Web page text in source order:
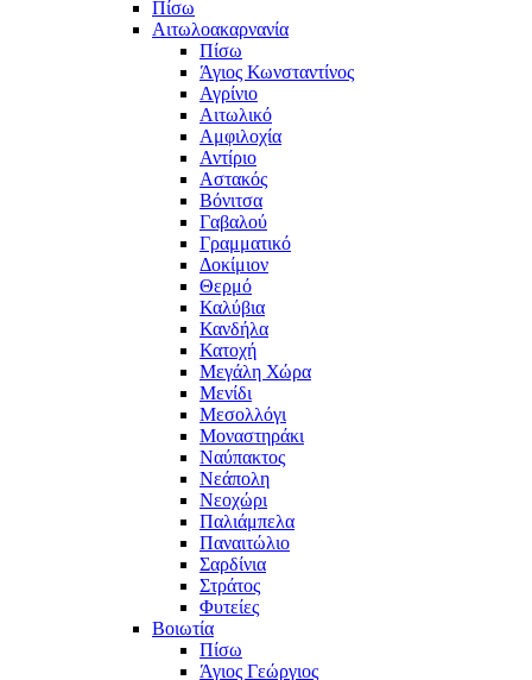
Πίσω
Αιτωλοακαρνανία
Πίσω
Άγιος Κωνσταντίνος
Αγρίνιο
Αιτωλικό
Αμφιλοχία
Αντίριο
Αστακός
Βόνιτσα
Γαβαλού
Γραμματικό
Δοκίμιον
Θερμό
Καλύβια
Κανδήλα
Κατοχή
Μεγάλη Χώρα
Μενίδι
Μεσολλόγι
Μοναστηράκι
Ναύπακτος
Νεάπολη
Νεοχώρι
Παλιάμπελα
Παναιτώλιο
Σαρδίνια
Στράτος
Φυτείες
Βοιωτία
Πίσω
Άγιος Γεώργιος